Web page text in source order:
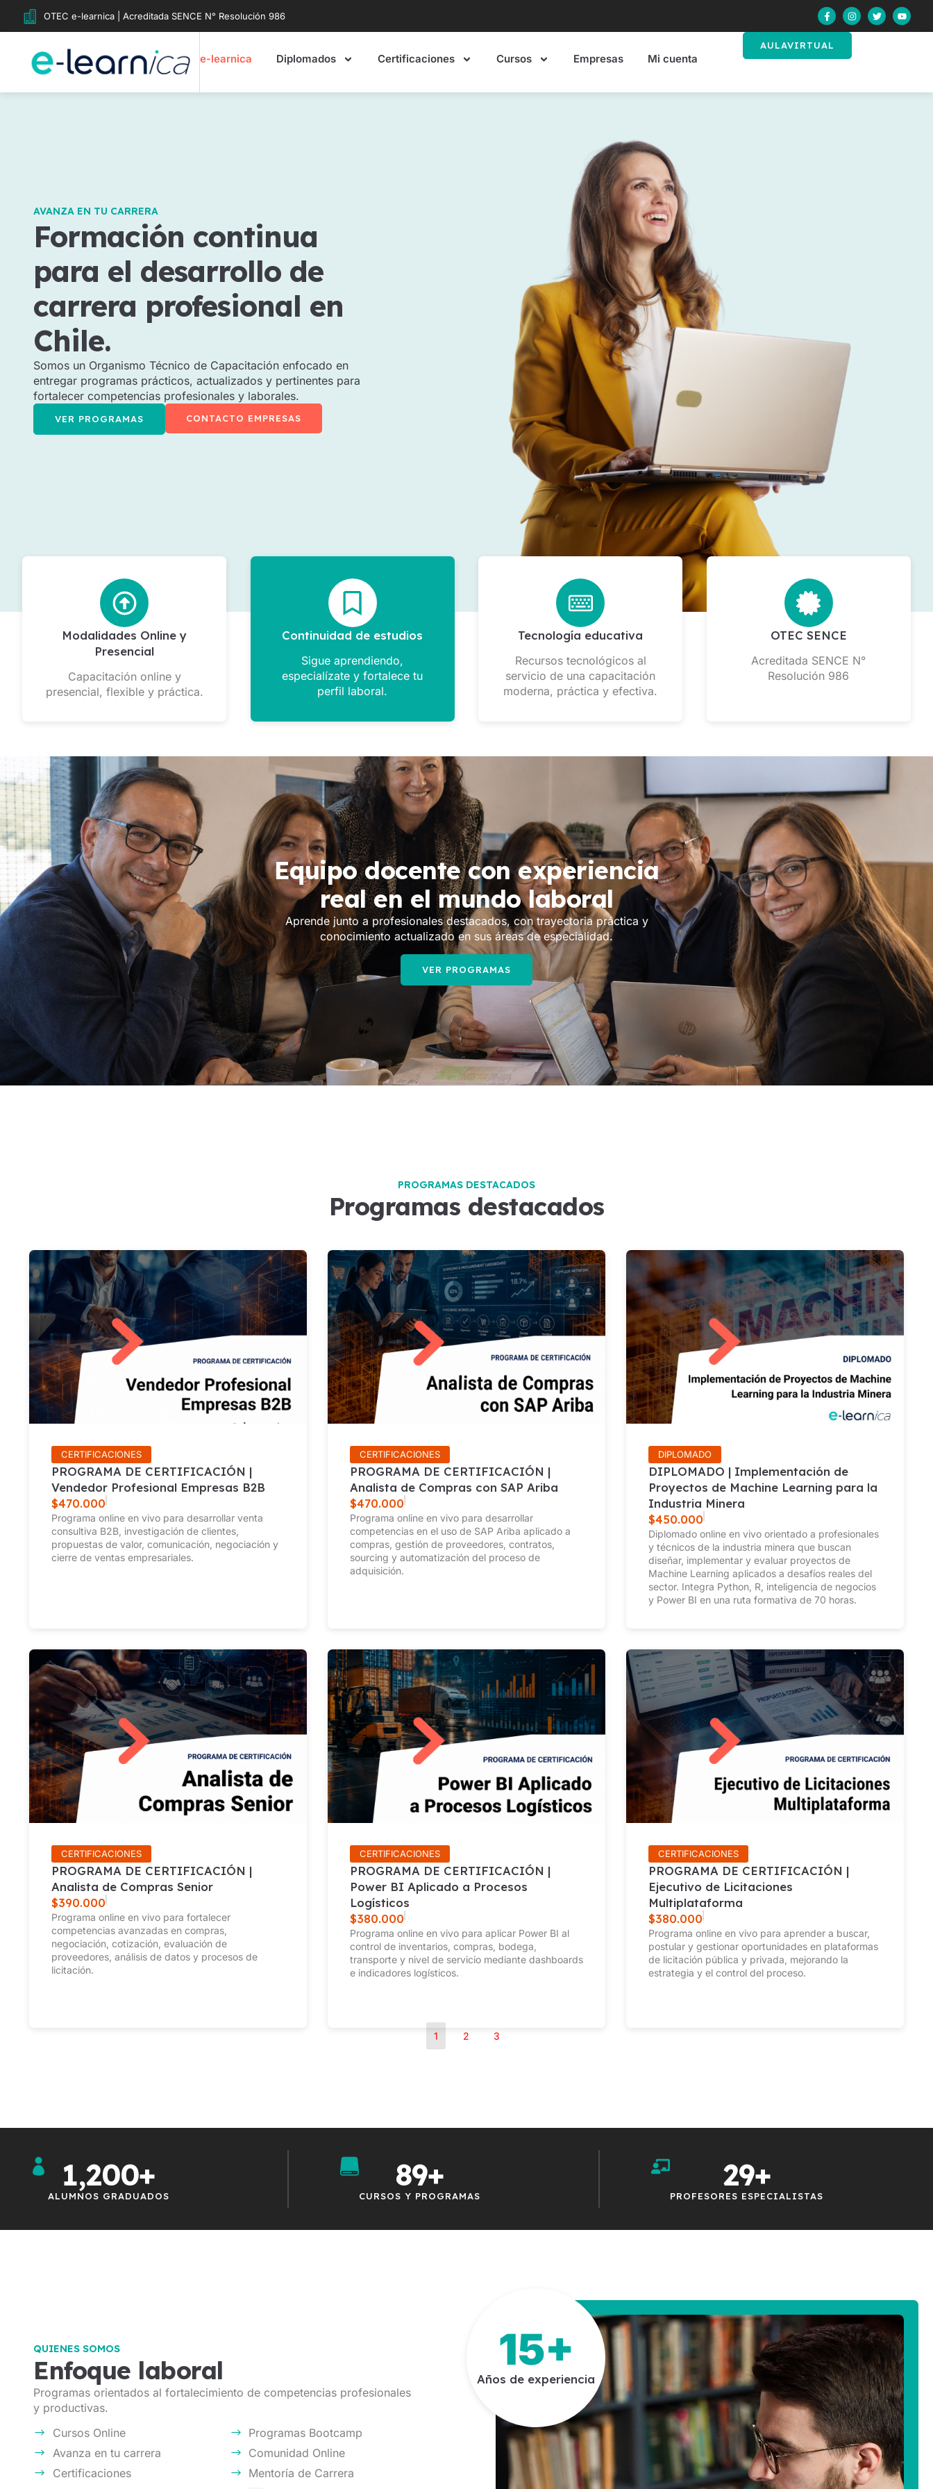
OTEC e-learnica | Acreditada SENCE N° Resolución 986
e-learnica Diplomados Certificaciones Cursos Empresas Mi cuenta
AULAVIRTUAL
AVANZA EN TU CARRERA
Formación continua
para el desarrollo de
carrera profesional en
Chile.
Somos un Organismo Técnico de Capacitación enfocado en
entregar programas prácticos, actualizados y pertinentes para
fortalecer competencias profesionales y laborales.
VER PROGRAMAS CONTACTO EMPRESAS
Modalidades Online y
Presencial
Capacitación online y
presencial, flexible y práctica.
Continuidad de estudios
Sigue aprendiendo,
especialízate y fortalece tu
perfil laboral.
Tecnología educativa
Recursos tecnológicos al
servicio de una capacitación
moderna, práctica y efectiva.
OTEC SENCE
Acreditada SENCE N°
Resolución 986
Equipo docente con experiencia
real en el mundo laboral
Aprende junto a profesionales destacados, con trayectoria práctica y
conocimiento actualizado en sus áreas de especialidad.
VER PROGRAMAS
PROGRAMAS DESTACADOS
Programas destacados
CERTIFICACIONES
PROGRAMA DE CERTIFICACIÓN |
Vendedor Profesional Empresas B2B
$470.000
Programa online en vivo para desarrollar venta
consultiva B2B, investigación de clientes,
propuestas de valor, comunicación, negociación y
cierre de ventas empresariales.
CERTIFICACIONES
PROGRAMA DE CERTIFICACIÓN |
Analista de Compras con SAP Ariba
$470.000
Programa online en vivo para desarrollar
competencias en el uso de SAP Ariba aplicado a
compras, gestión de proveedores, contratos,
sourcing y automatización del proceso de
adquisición.
DIPLOMADO
DIPLOMADO | Implementación de
Proyectos de Machine Learning para la
Industria Minera
$450.000
Diplomado online en vivo orientado a profesionales
y técnicos de la industria minera que buscan
diseñar, implementar y evaluar proyectos de
Machine Learning aplicados a desafíos reales del
sector. Integra Python, R, inteligencia de negocios
y Power BI en una ruta formativa de 70 horas.
CERTIFICACIONES
PROGRAMA DE CERTIFICACIÓN |
Analista de Compras Senior
$390.000
Programa online en vivo para fortalecer
competencias avanzadas en compras,
negociación, cotización, evaluación de
proveedores, análisis de datos y procesos de
licitación.
CERTIFICACIONES
PROGRAMA DE CERTIFICACIÓN |
Power BI Aplicado a Procesos
Logísticos
$380.000
Programa online en vivo para aplicar Power BI al
control de inventarios, compras, bodega,
transporte y nivel de servicio mediante dashboards
e indicadores logísticos.
CERTIFICACIONES
PROGRAMA DE CERTIFICACIÓN |
Ejecutivo de Licitaciones
Multiplataforma
$380.000
Programa online en vivo para aprender a buscar,
postular y gestionar oportunidades en plataformas
de licitación pública y privada, mejorando la
estrategia y el control del proceso.
1 2 3
ALUMNOS GRADUADOS
1,200+
CURSOS Y PROGRAMAS
89+
PROFESORES ESPECIALISTAS
29+
QUIENES SOMOS
Enfoque laboral
Programas orientados al fortalecimiento de competencias profesionales
y productivas.
Cursos Online
Avanza en tu carrera
Certificaciones
Programas Bootcamp
Comunidad Online
Mentoría de Carrera
15+
Años de experiencia